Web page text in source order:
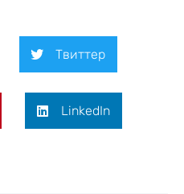
Твиттер
LinkedIn